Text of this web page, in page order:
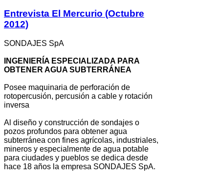
Entrevista El Mercurio (Octubre
2012)
SONDAJES SpA
INGENIERÍA ESPECIALIZADA PARA
OBTENER AGUA SUBTERRÁNEA
Posee maquinaria de perforación de
rotopercusión, percusión a cable y rotación
inversa
Al diseño y construcción de sondajes o
pozos profundos para obtener agua
subterránea con fines agrícolas, industriales,
mineros y especialmente de agua potable
para ciudades y pueblos se dedica desde
hace 18 años la empresa SONDAJES SpA.